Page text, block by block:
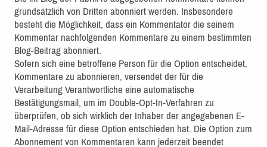
grundsätzlich von Dritten abonniert werden. Insbesondere
besteht die Möglichkeit, dass ein Kommentator die seinem
Kommentar nachfolgenden Kommentare zu einem bestimmten
Blog-Beitrag abonniert.
Sofern sich eine betroffene Person für die Option entscheidet,
Kommentare zu abonnieren, versendet der für die
Verarbeitung Verantwortliche eine automatische
Bestätigungsmail, um im Double-Opt-In-Verfahren zu
überprüfen, ob sich wirklich der Inhaber der angegebenen E-
Mail-Adresse für diese Option entschieden hat. Die Option zum
Abonnement von Kommentaren kann jederzeit beendet